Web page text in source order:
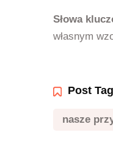
Słowa
własnym
Post Tag
nasze